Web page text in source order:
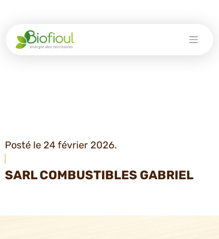
Posté le 24 février 2026.
SARL COMBUSTIBLES GABRIEL